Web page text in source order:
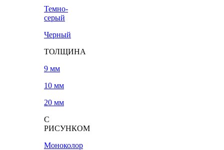
Темно-
серый
Черный
ТОЛЩИНА
9 мм
10 мм
20 мм
С
РИСУНКОМ
Моноколор